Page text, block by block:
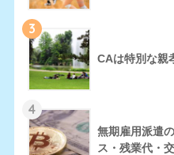
3
CAは特別な親
4
無期雇用派遣
ス・残業代・交